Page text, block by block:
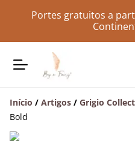
Portes gratuitos a
Início / Artigos / Grigio
Bold